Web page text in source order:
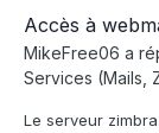
Accès à
MikeFree06 a
Services (Mails,
Le serveur